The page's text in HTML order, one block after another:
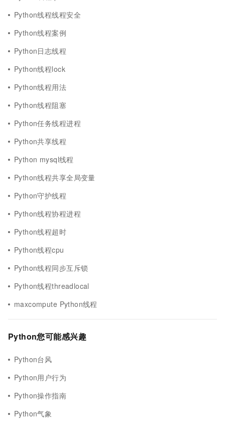
Python线程线程安全
Python线程案例
Python日志线程
Python线程lock
Python线程用法
Python线程阻塞
Python任务线程进程
Python共享线程
Python mysql线程
Python线程共享全局变量
Python守护线程
Python线程协程进程
Python线程超时
Python线程cpu
Python线程同步互斥锁
Python线程threadlocal
maxcompute Python线程
Python您可能感兴趣
Python台风
Python用户行为
Python操作指南
Python气象